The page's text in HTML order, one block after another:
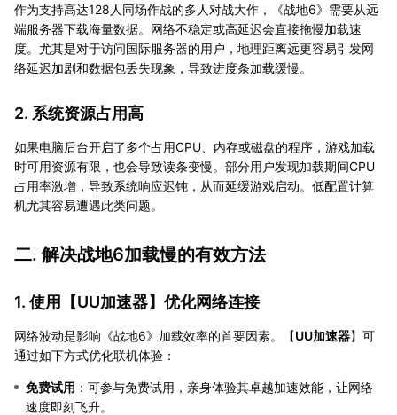
作为支持高达128人同场作战的多人对战大作，《战地6》需要从远
端服务器下载海量数据。网络不稳定或高延迟会直接拖慢加载速
度。尤其是对于访问国际服务器的用户，地理距离远更容易引发网
络延迟加剧和数据包丢失现象，导致进度条加载缓慢。
2. 系统资源占用高
如果电脑后台开启了多个占用CPU、内存或磁盘的程序，游戏加载
时可用资源有限，也会导致读条变慢。部分用户发现加载期间CPU
占用率激增，导致系统响应迟钝，从而延缓游戏启动。低配置计算
机尤其容易遭遇此类问题。
二. 解决战地6加载慢的有效方法
1. 使用【UU加速器】优化网络连接
网络波动是影响《战地6》加载效率的首要因素。【UU加速器】可
通过如下方式优化联机体验：
免费试用 ：可参与免费试用，亲身体验其卓越加速效能，让网络
速度即刻飞升。